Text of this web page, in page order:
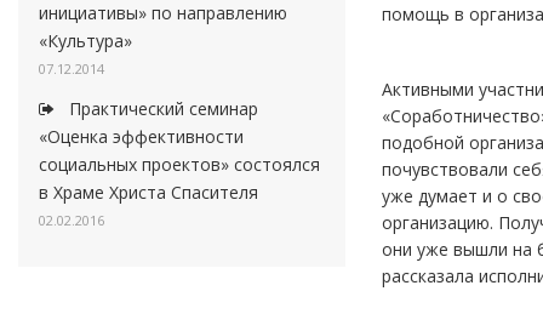
инициативы» по направлению
«Культура»
07.12.2014
Практический семинар
«Оценка эффективности
социальных проектов» состоялся
в Храме Христа Спасителя
02.02.2016
помощь в
Активными
подобной
почувствовали
уже думает и о
организацию.
они уже вышли на
рассказала